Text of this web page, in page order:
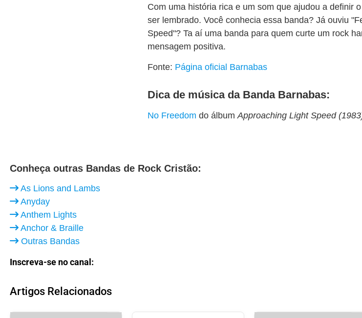
Com uma história rica e um som que ajudou a definir
ser lembrado. Você conhecia essa banda? Já ouviu
Speed"? Ta aí uma banda para quem curte um rock
mensagem positiva.
Fonte: Página oficial Barnabas
Dica de música da Banda Barnabas:
No Freedom do álbum Approaching Light Speed
Conheça outras Bandas de Rock Cristão:
As Lions and Lambs
Anyday
Anthem Lights
Anchor & Braille
Outras Bandas
Inscreva-se no canal:
Artigos Relacionados